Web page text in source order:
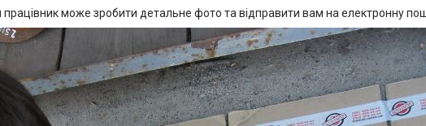
може зробити детальне фото та відправити вам на електронну